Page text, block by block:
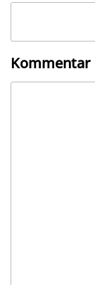
Kommentar